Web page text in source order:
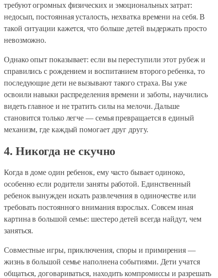
требуют огромных физических и эмоциональных затрат:
недосып, постоянная усталость, нехватка времени на себя. В
такой ситуации кажется, что больше детей выдержать просто
невозможно.
Однако опыт показывает: если вы переступили этот рубеж и
справились с рождением и воспитанием второго ребенка, то
последующие дети не вызывают такого страха. Вы уже
освоили навыки распределения времени и заботы, научились
видеть главное и не тратить силы на мелочи. Дальше
становится только легче — семья превращается в единый
механизм, где каждый помогает друг другу.
4. Никогда не скучно
Когда в доме один ребенок, ему часто бывает одиноко,
особенно если родители заняты работой. Единственный
ребенок вынужден искать развлечения в одиночестве или
требовать постоянного внимания взрослых. Совсем иная
картина в большой семье: шестеро детей всегда найдут, чем
заняться.
Совместные игры, приключения, споры и примирения —
жизнь в большой семье наполнена событиями. Дети учатся
общаться, договариваться, находить компромиссы и разрешать